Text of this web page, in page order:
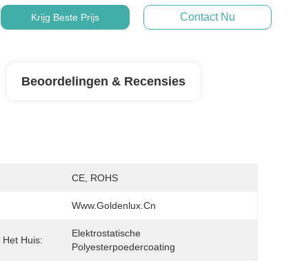
Krijg Beste Prijs Contact Nu
Beoordelingen & Recensies
CE, ROHS
Www.goldenlux.cn
Het Huis:
Elektrostatische
Polyesterpoedercoating